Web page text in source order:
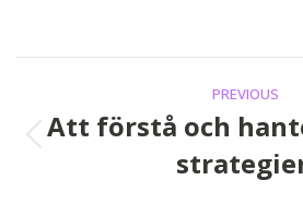
FacebookLinkedIn
navigation
PREVIOUS
post:
Att förstå och